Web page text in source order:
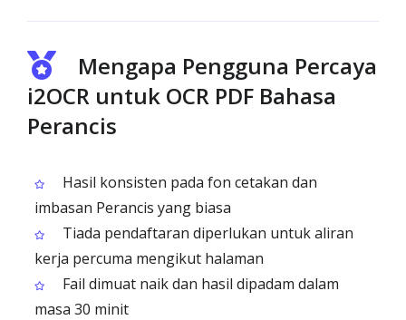
Mengapa Pengguna Percaya
i2OCR untuk OCR PDF Bahasa
Perancis
Hasil konsisten pada fon cetakan dan
imbasan Perancis yang biasa
Tiada pendaftaran diperlukan untuk aliran
kerja percuma mengikut halaman
Fail dimuat naik dan hasil dipadam dalam
masa 30 minit